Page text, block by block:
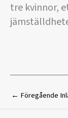
tre kvinnor,
← Föregående